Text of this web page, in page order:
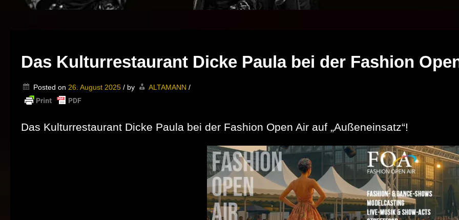
Das Kulturrestaurant Dicke Paula bei der Fashion
Posted on 26. August 2025 / by ALTAMANN /
Das Kulturrestaurant Dicke Paula bei der Fashion Open Air auf „Außeneinsatz“!